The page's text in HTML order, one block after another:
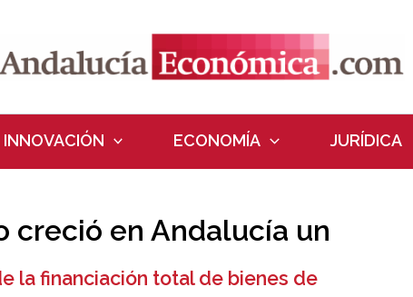
INNOVACIÓN ECONOMÍA JURÍDICA
creció en Andalucía un
la financiación total de bienes de